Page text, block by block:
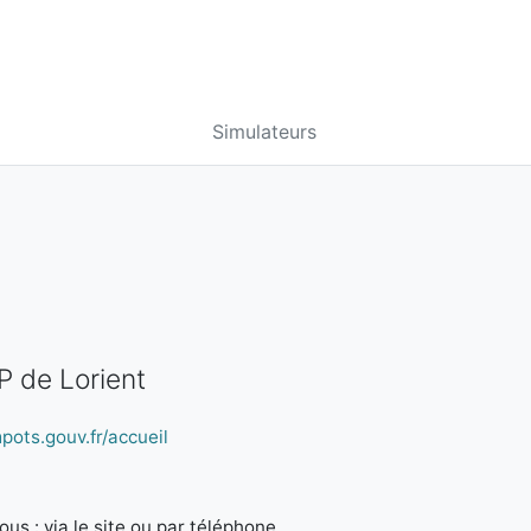
Simulateurs
de Lorient
accueil